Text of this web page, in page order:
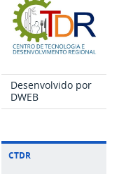
Desenvolvido por
DWEB
CTDR